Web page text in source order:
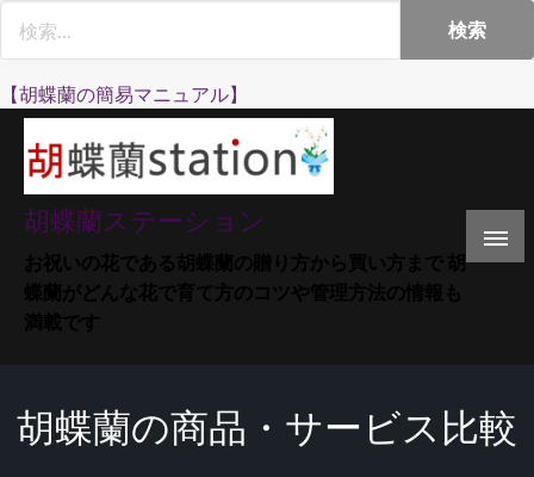
【胡蝶蘭の簡易マニュアル】
胡蝶蘭ステーション
胡蝶蘭の商品・サービス比較